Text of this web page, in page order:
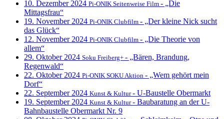
10. Dezember 2024 Pi-ONIK Seitenweise Film - „Die
Mittagsfrau“
19. November 2024 Pi-ONIK Clubfilm - „Der kleine Nick sucht
das Glück“
12. November 2024 Pi-ONIK Clubfilm - „Die Theorie von
allem“
29. Oktober 2024 Soku Freiberg+ - „Bären, Brandung,
Regenwald“
22. Oktober 2024 Pi-ONIK SOKU Aktion - „Wem gehört mein
Dorf“
22. September 2024 Kunst & Kultur- U-Baustelle Obermarkt
19. September 2024 Kunst & Kultur- Baubaratung an der U-
Bahnbaustelle Obermarkt Nr. 9